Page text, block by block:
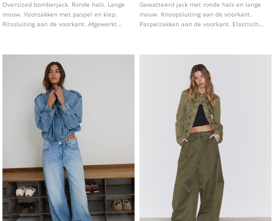
Oversized bomberjack. Ronde hals. Lange
mouw. Voorzakken met paspel en klep.
Ritssluiting aan de voorkant. Afgewerkt
Gewatteerd jack met ronde hals en lange
mouw. Knoopsluiting aan de voorkant.
Paspelzakken aan de voorkant. Elastische